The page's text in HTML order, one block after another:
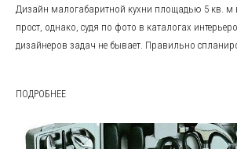
Дизайн малогабаритной кухни площадью 5 кв. м в
прост, однако, судя по фото в каталогах
дизайнеров задач не бывает. Правильно
ПОДРОБНЕЕ